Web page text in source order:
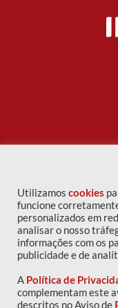
Utilizamos cookies
funcione
personalizados em
analisar o nosso
informações com os
publicidade e de
A Política de
complementam este
descritos no Aviso de